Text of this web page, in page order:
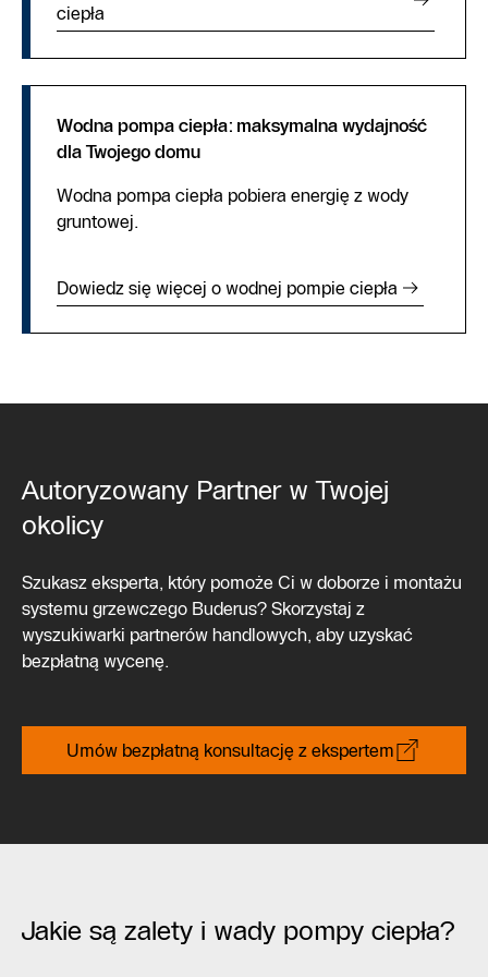
ciepła
Wodna pompa ciepła: maksymalna wydajność
dla Twojego domu
Wodna pompa ciepła pobiera energię z wody
gruntowej.
Dowiedz się więcej o wodnej pompie ciepła
Autoryzowany Partner w Twojej
okolicy
Szukasz eksperta, który pomoże Ci w doborze i montażu
systemu grzewczego Buderus? Skorzystaj z
wyszukiwarki partnerów handlowych, aby uzyskać
bezpłatną wycenę.
Umów bezpłatną konsultację z ekspertem
Jakie są zalety i wady pompy ciepła?